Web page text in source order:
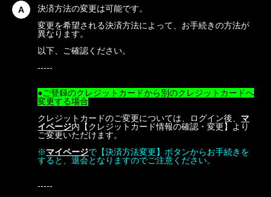
A
決済方法の変更は可能です。
変更を希望される決済方法によって、お手続きの方法が
異なります。
以下、ご確認ください。
-----
●ご登録のクレジットカードから別のクレジットカードへ
変更する場合
クレジットカードのご変更については、ログイン後、 マ
イページ内【クレジットカード情報の確認・変更】より
ご変更いただけます。
※マイページで【決済方法変更】ボタンからお手続きを
すると、退会となりますのでご注意ください。
-----